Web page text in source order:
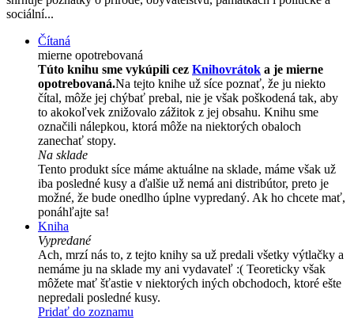
sociální...
Čítaná
mierne opotrebovaná
Túto knihu sme vykúpili cez Knihovrátok a je mierne
opotrebovaná.Na tejto knihe už síce poznať, že ju niekto
čítal, môže jej chýbať prebal, nie je však poškodená tak, aby
to akokoľvek znižovalo zážitok z jej obsahu. Knihu sme
označili nálepkou, ktorá môže na niektorých obaloch
zanechať stopy.
Na sklade
Tento produkt síce máme aktuálne na sklade, máme však už
iba posledné kusy a ďalšie už nemá ani distribútor, preto je
možné, že bude onedlho úplne vypredaný. Ak ho chcete mať,
ponáhľajte sa!
Kniha
Vypredané
Ach, mrzí nás to, z tejto knihy sa už predali všetky výtlačky a
nemáme ju na sklade my ani vydavateľ :( Teoreticky však
môžete mať šťastie v niektorých iných obchodoch, ktoré ešte
nepredali posledné kusy.
Pridať do zoznamu